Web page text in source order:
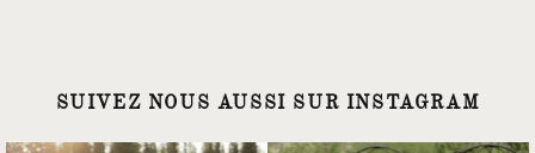
SUIVEZ NOUS AUSSI SUR INSTAGRAM